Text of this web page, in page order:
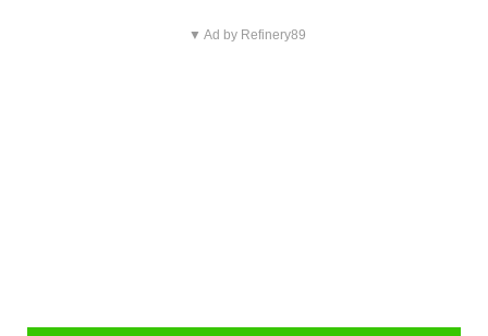
▼ Ad by Refinery89